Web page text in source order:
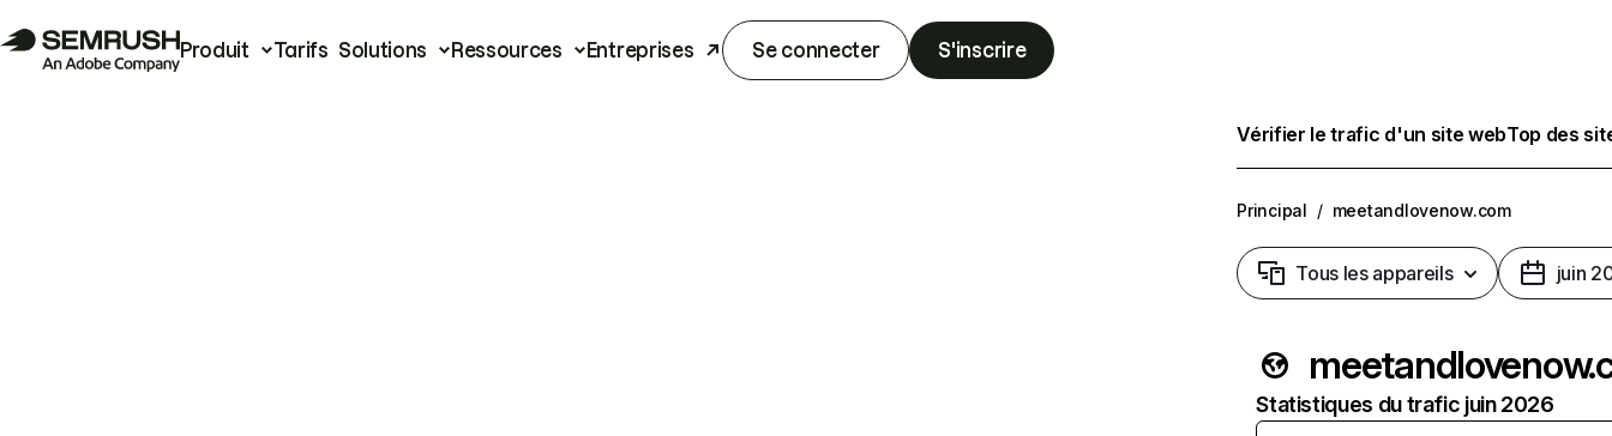
Produit Tarifs Solutions Ressources Entreprises Se connecter S'inscrire
Vérifier le trafic d'un site webTop des
Principal / meetandlovenow.com
Tous les appareils juin
Statistiques du trafic juin 2026